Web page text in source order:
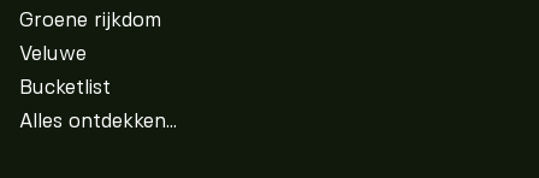
Groene rijkdom
Veluwe
Bucketlist
Alles ontdekken...